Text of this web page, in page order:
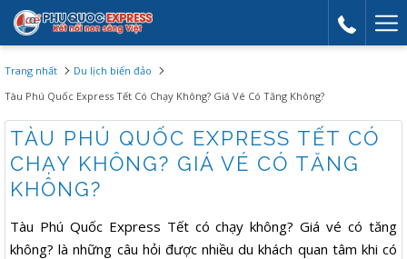
Trang nhất
Du lịch biển đảo
Tàu Phú Quốc Express Tết Có Chạy Không? Giá Vé Có Tăng Không?
TÀU PHÚ QUỐC EXPRESS TẾT CÓ
CHẠY KHÔNG? GIÁ VÉ CÓ TĂNG
KHÔNG?
Tàu Phú Quốc Express Tết có chạy không? Giá vé có tăng
không? là những câu hỏi được nhiều du khách quan tâm khi có